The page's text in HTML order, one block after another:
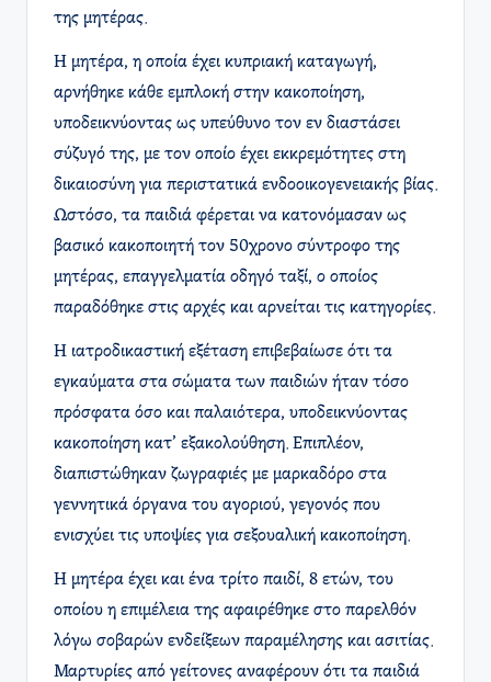
της μητέρας.
Η μητέρα, η οποία έχει κυπριακή καταγωγή,
αρνήθηκε κάθε εμπλοκή στην κακοποίηση,
υποδεικνύοντας ως υπεύθυνο τον εν διαστάσει
σύζυγό της, με τον οποίο έχει εκκρεμότητες στη
δικαιοσύνη για περιστατικά ενδοοικογενειακής βίας.
Ωστόσο, τα παιδιά φέρεται να κατονόμασαν ως
βασικό κακοποιητή τον 50χρονο σύντροφο της
μητέρας, επαγγελματία οδηγό ταξί, ο οποίος
παραδόθηκε στις αρχές και αρνείται τις κατηγορίες.
Η ιατροδικαστική εξέταση επιβεβαίωσε ότι τα
εγκαύματα στα σώματα των παιδιών ήταν τόσο
πρόσφατα όσο και παλαιότερα, υποδεικνύοντας
κακοποίηση κατ’ εξακολούθηση. Επιπλέον,
διαπιστώθηκαν ζωγραφιές με μαρκαδόρο στα
γεννητικά όργανα του αγοριού, γεγονός που
ενισχύει τις υποψίες για σεξουαλική κακοποίηση.
Η μητέρα έχει και ένα τρίτο παιδί, 8 ετών, του
οποίου η επιμέλεια της αφαιρέθηκε στο παρελθόν
λόγω σοβαρών ενδείξεων παραμέλησης και ασιτίας.
Μαρτυρίες από γείτονες αναφέρουν ότι τα παιδιά